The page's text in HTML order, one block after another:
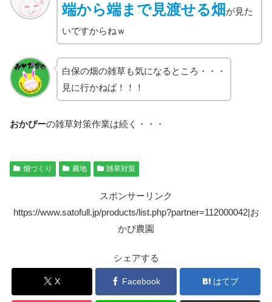
端から端まで見渡せる畑 が見た
いですからねｗ
白保の畑の雑草も気になるところ・・・
見に行かねば！！！
おかぴーの雑草対策作業は続く・・・
畑づくり 農地 雑草対策
スポンサーリンク
https://www.satofull.jp/products/list.php?partner=112000042|お
かぴ農園
シェアする
X Facebook はてブ